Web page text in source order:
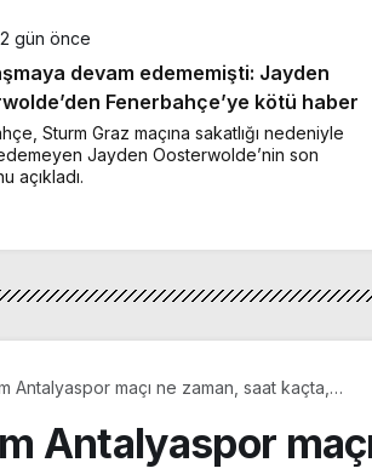
2 gün önce
devam edememişti: Jayden
Fenerbahçe’ye kötü haber
Sturm Graz maçına sakatlığı nedeniyle
Jayden Oosterwolde’nin son
açıkladı.
Antalyaspor maçı ne zaman, saat kaçta,
Antalyaspor